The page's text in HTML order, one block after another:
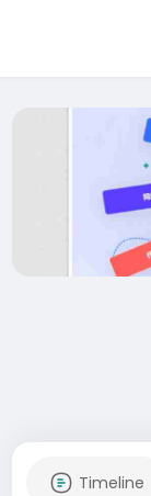
Timeline